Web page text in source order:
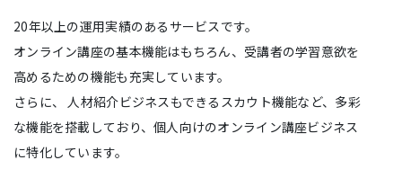
20年以上の運用実績のあるサービスです。
オンライン講座の基本機能はもちろん、受講者の学習意欲を
高めるための機能も充実しています。
さらに、 人材紹介ビジネスもできるスカウト機能など、多彩
な機能を搭載しており、個人向けのオンライン講座ビジネス
に特化しています。